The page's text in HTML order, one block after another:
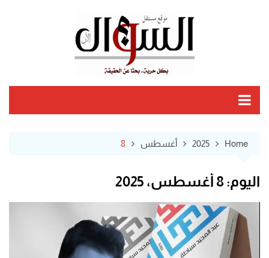
Home
2025 أغسطس 8
اليوم:8 أغسطس، 2025